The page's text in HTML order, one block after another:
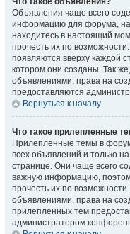
Объявления чаще всего
информацию для форума,
находитесь в настоящий
прочесть их по
появляются вверху каждой
котором они созданы. Так
объявлениями, права на
предоставляются
Вернуться к началу
Что такое прилепленные
Прилепленные темы в
всех объявлений и только
странице. Они чаще всего
важную информацию,
прочесть их по возможности.
объявлениями, права на
прилепленных тем
администратором